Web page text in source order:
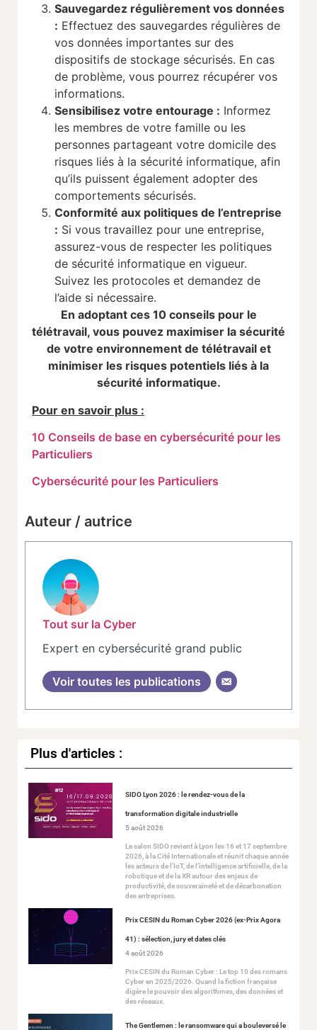
Sauvegardez régulièrement vos données
: Effectuez des sauvegardes régulières de
vos données importantes sur des
dispositifs de stockage sécurisés. En cas
de problème, vous pourrez récupérer vos
informations.
Sensibilisez votre entourage : Informez
les membres de votre famille ou les
personnes partageant votre domicile des
risques liés à la sécurité informatique, afin
qu’ils puissent également adopter des
comportements sécurisés.
Conformité aux politiques de l’entreprise
: Si vous travaillez pour une entreprise,
assurez-vous de respecter les politiques
de sécurité informatique en vigueur.
Suivez les protocoles et demandez de
l’aide si nécessaire.
En adoptant ces 10 conseils pour le
télétravail, vous pouvez maximiser la sécurité
de votre environnement de télétravail et
minimiser les risques potentiels liés à la
sécurité informatique.
Pour en savoir plus :
10 Conseils de base en cybersécurité pour les
Particuliers
Cybersécurité pour les Particuliers
Auteur / autrice
Tout sur la Cyber
Expert en cybersécurité grand public
Voir toutes les publications
Plus d'articles :
SIDO Lyon 2026 : le rendez-vous de la
transformation digitale industrielle
5 août 2026
Le salon SIDO revient à Lyon les 16 et 17 septembre
2026, à la Cité Internationale et réunit chaque année
les acteurs de l’IoT, de l’intelligence artificielle, de la
robotique et de la XR autour des enjeux de
productivité, de souveraineté et de décarbonation
des entreprises.
Prix CESIN du Roman Cyber 2026 (ex-Prix Agora
41) : sélection, jury et dates clés
4 août 2026
Prix CESIN du Roman Cyber : Le top 10 des romans
Cyber en 2025/2026. Quand la fiction française
digère le pouvoir des algorithmes, des données et
des réseaux.
The Gentlemen : le ransomware qui a bouleversé le